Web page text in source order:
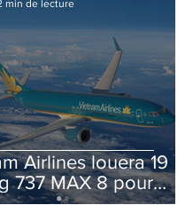
Airlines louera 19
737 MAX 8 pour
la modernisation
min de lecture